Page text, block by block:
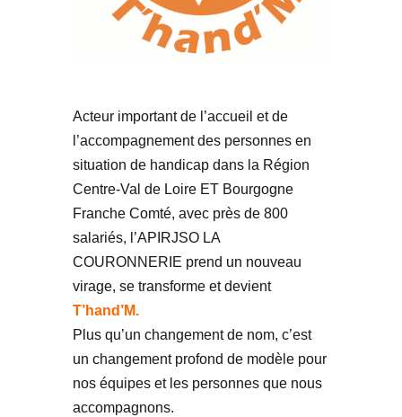
Acteur important de l’accueil et de
l’accompagnement des personnes en
situation de handicap dans la Région
Centre-Val de Loire ET Bourgogne
Franche Comté, avec près de 800
salariés, l’APIRJSO LA
COURONNERIE prend un nouveau
virage, se transforme et devient
T’hand’M.
Plus qu’un changement de nom, c’est
un changement profond de modèle pour
nos équipes et les personnes que nous
accompagnons.